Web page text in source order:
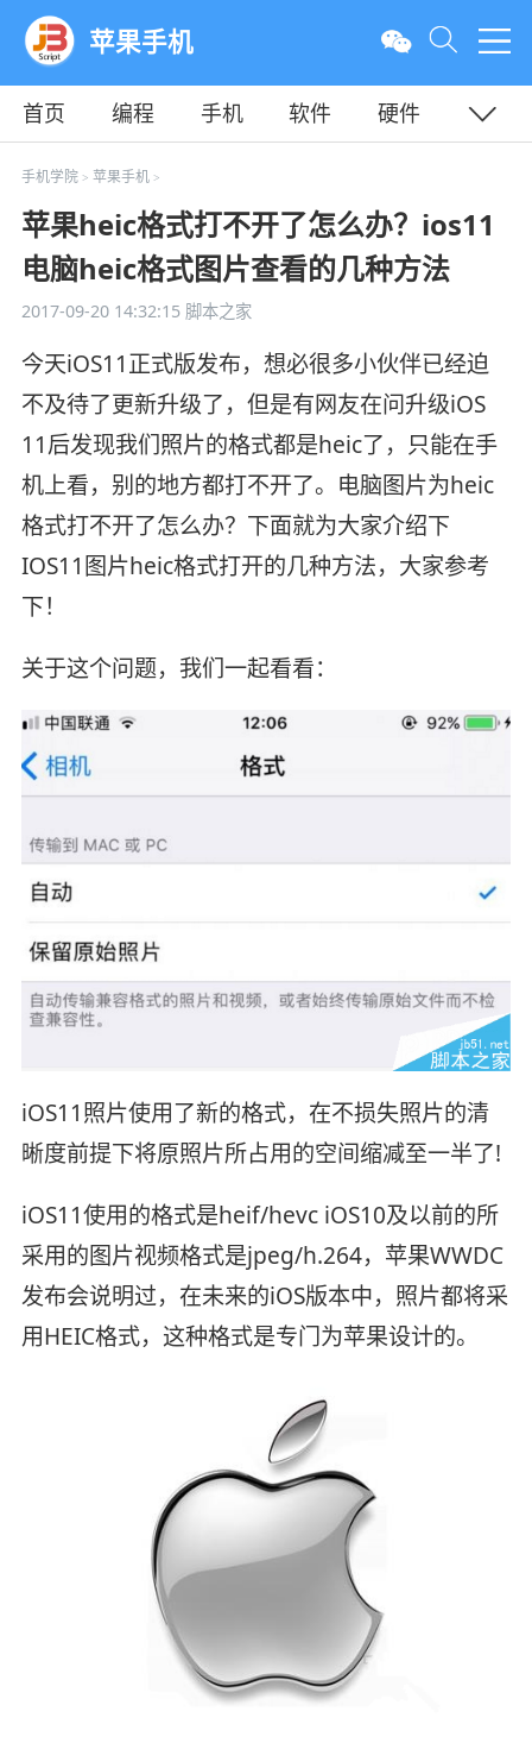
苹果手机
首页 编程 手机 软件
硬件
教程
平面
手机学院> 苹果手机>
苹果heic格式打不开了怎么办？ios11
电脑heic格式图片查看的几种方法
2017-09-20 14:32:15脚本之家
今天iOS11正式版发布，想必很多小伙伴已经迫
不及待了更新升级了，但是有网友在问升级iOS
11后发现我们照片的格式都是heic了，只能在手
机上看，别的地方都打不开了。电脑图片为heic
格式打不开了怎么办？下面就为大家介绍下
IOS11图片heic格式打开的几种方法，大家参考
下！
关于这个问题，我们一起看看：
iOS11照片使用了新的格式，在不损失照片的清
晰度前提下将原照片所占用的空间缩减至一半了!
iOS11使用的格式是heif/hevc iOS10及以前的所
采用的图片视频格式是jpeg/h.264，苹果WWDC
发布会说明过，在未来的iOS版本中，照片都将采
用HEIC格式，这种格式是专门为苹果设计的。